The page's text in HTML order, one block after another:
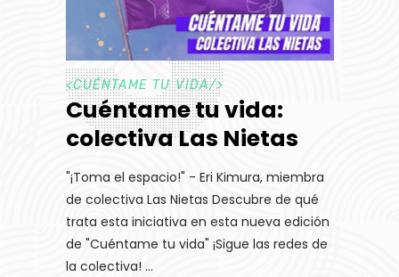
<CUÉNTAME TU VIDA/>
Cuéntame tu vida:
colectiva Las Nietas
"¡Toma el espacio!" - Eri Kimura, miembra
de colectiva Las Nietas Descubre de qué
trata esta iniciativa en esta nueva edición
de "Cuéntame tu vida" ¡Sigue las redes de
la colectiva!